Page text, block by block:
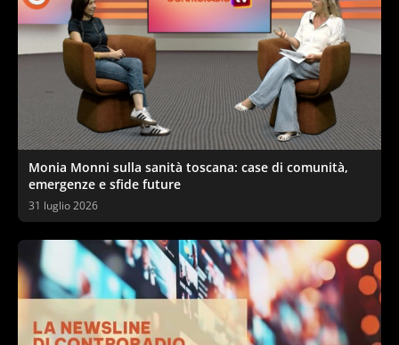
Monia Monni sulla sanità toscana: case di comunità,
emergenze e sfide future
31 luglio 2026